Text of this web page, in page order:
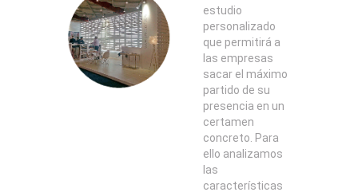
estudio
personalizado
que permitirá a
las empresas
sacar el máximo
partido de su
presencia en un
certamen
concreto. Para
ello analizamos
las
características